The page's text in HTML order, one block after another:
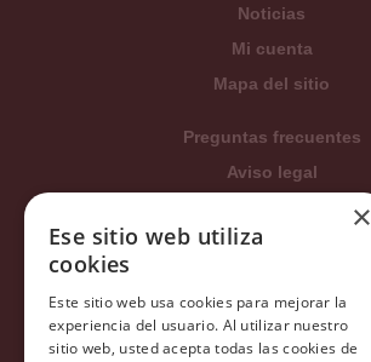
Noticias
Mi cuenta
Mapa del sitio
Preguntas frecuentes
Aviso legal
Condiciones generales
Política de privacidad
Política Integrada
Tratamiento de datos
×
Ese sitio web utiliza
cookies
Este sitio web usa cookies para mejorar la
experiencia del usuario. Al utilizar nuestro
sitio web, usted acepta todas las cookies de